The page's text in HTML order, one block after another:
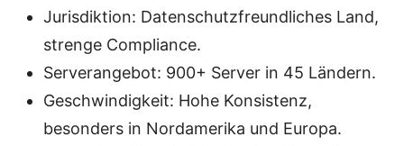
Jurisdiktion: Datenschutzfreundliches Land,
strenge Compliance.
Serverangebot: 900+ Server in 45 Ländern.
Geschwindigkeit: Hohe Konsistenz,
besonders in Nordamerika und Europa.